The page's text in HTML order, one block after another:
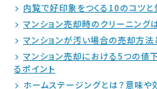
内覧で好印象をつくる10のコツ
マンション売却時のクリーニング
マンションが汚い場合の売却方法
マンション売却における5つの値
るポイント
ホームステージングとは？意味や